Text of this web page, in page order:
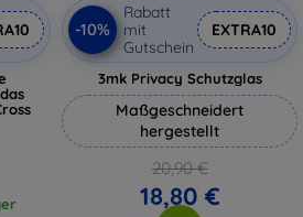
-10%
Rabatt
mit
Gutschein
EXTRA10
3mk Privacy Schutzglas
Maßgeschneidert
hergestellt
20,90 €
18,80 €